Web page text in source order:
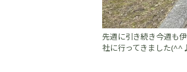
先週に引き続き今週も
社に行ってきました